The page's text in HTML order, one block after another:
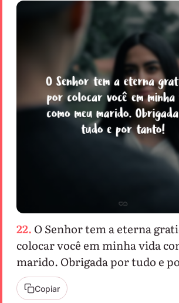
22. O Senhor tem a eterna
colocar você em minha vida
marido. Obrigada por tudo e
Copiar